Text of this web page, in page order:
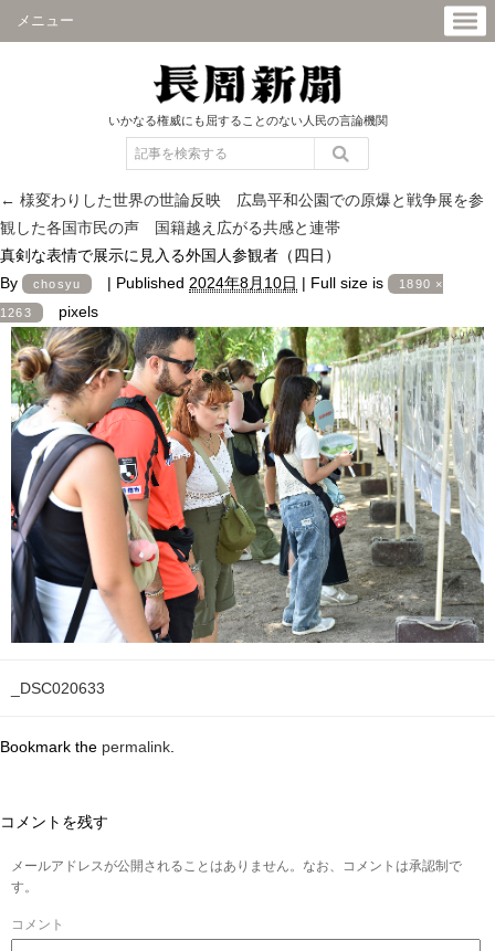
メニュー
いかなる権威にも屈することのない人民の言論機関
← 様変わりした世界の世論反映 広島平和公園での原爆と戦争展を参
観した各国市民の声 国籍越え広がる共感と連帯
真剣な表情で展示に見入る外国人参観者（四日）
By
chosyu | Published 2024年8月10日 | Full size is 1890 ×
1263 pixels
_DSC020633
Bookmark the permalink
コメントを残す
メールアドレスが公開されることはありません。なお、コメントは承認制で
す。
コメント